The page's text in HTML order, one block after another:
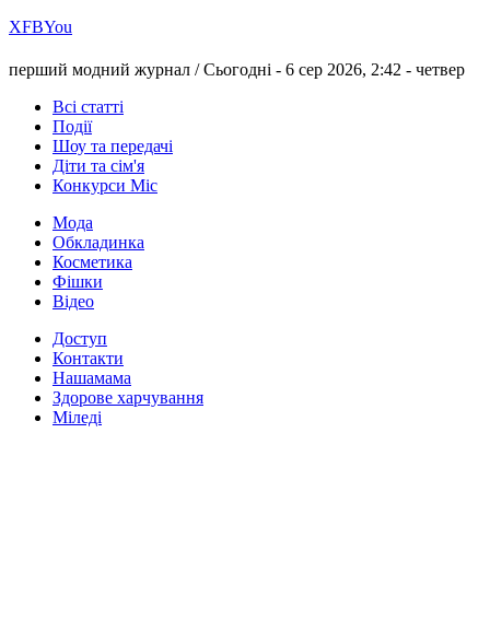
ХFBYou
перший модний журнал /Сьогодні - 6 сер 2026, 2:42 - четвер
Всі статті
Події
Шоу та передачі
Діти та сім'я
Конкурси Міс
Мода
Обкладинка
Косметика
Фішки
Відео
Доступ
Контакти
Нашамама
Здорове харчування
Міледі